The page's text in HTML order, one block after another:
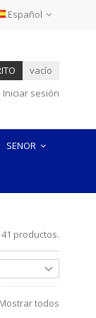
al usuario,
READ MORE
Español
vacío
Iniciar sesión
SENOR
productos.
Mostrar todos